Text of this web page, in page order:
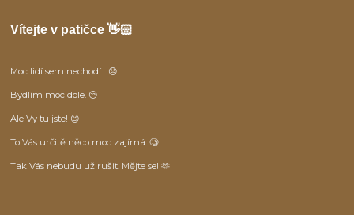
Vítejte v patičce 👋🏻
Moc lidí sem nechodí... 😞
Bydlím moc dole. 😒
Ale Vy tu jste! 😊
To Vás určitě něco moc zajímá. 🧐
Tak Vás nebudu už rušit. Mějte se! 🫶